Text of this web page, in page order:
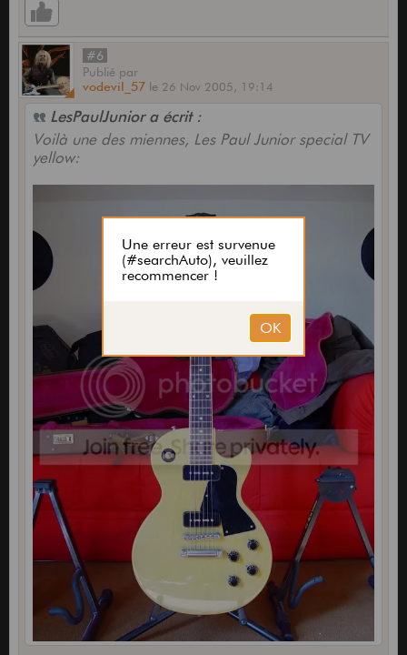
#6
Publié par
vodevil_57 le 26 Nov 2005, 19:14
LesPaulJunior a écrit :
Voilà une des miennes, Les Paul Junior special TV
yellow: